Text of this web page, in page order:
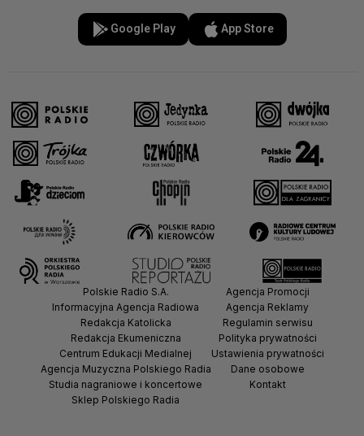
Google Play App Store
Polskie Radio S.A.
Informacyjna Agencja Radiowa
Redakcja Katolicka
Redakcja Ekumeniczna
Centrum Edukacji Medialnej
Agencja Muzyczna Polskiego Radia
Studia nagraniowe i koncertowe
Sklep Polskiego Radia
Agencja Promocji
Agencja Reklamy
Regulamin serwisu
Polityka prywatności
Ustawienia prywatności
Dane osobowe
Kontakt